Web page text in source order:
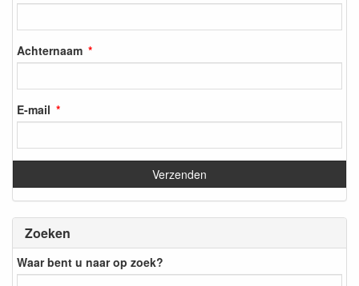
Achternaam
E-mail
Zoeken
Waar bent u naar op zoek?